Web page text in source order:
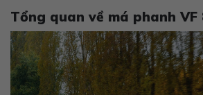
Tổng quan về má phanh VF